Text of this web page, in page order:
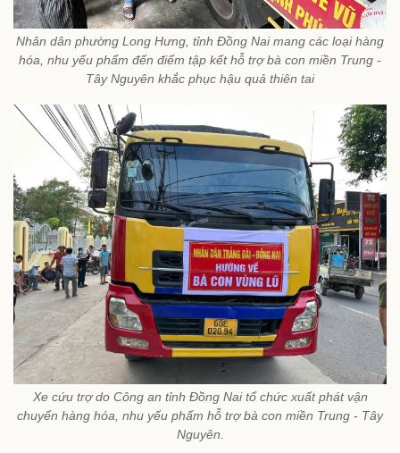
Nhân dân phường Long Hưng, tỉnh Đồng Nai mang các loại hàng
hóa, nhu yếu phẩm đến điểm tập kết hỗ trợ bà con miền Trung -
Tây Nguyên khắc phục hậu quả thiên tai
Xe cứu trợ do Công an tỉnh Đồng Nai tổ chức xuất phát vận
chuyển hàng hóa, nhu yếu phẩm hỗ trợ bà con miền Trung - Tây
Nguyên.